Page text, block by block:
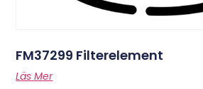
FM37299 Filterelement
Läs Mer